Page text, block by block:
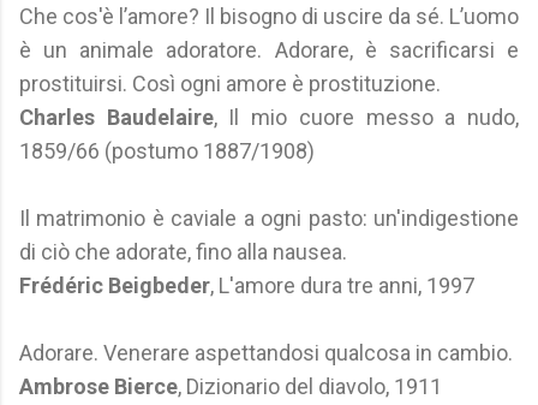
Che cos'è l’amore? Il bisogno di uscire da sé. L’uomo
è un animale adoratore. Adorare, è sacrificarsi e
prostituirsi. Così ogni amore è prostituzione.
Charles Baudelaire, Il mio cuore messo a nudo,
1859/66 (postumo 1887/1908)
Il matrimonio è caviale a ogni pasto: un'indigestione
di ciò che adorate, fino alla nausea.
Frédéric Beigbeder, L'amore dura tre anni, 1997
Adorare. Venerare aspettandosi qualcosa in cambio.
Ambrose Bierce, Dizionario del diavolo, 1911